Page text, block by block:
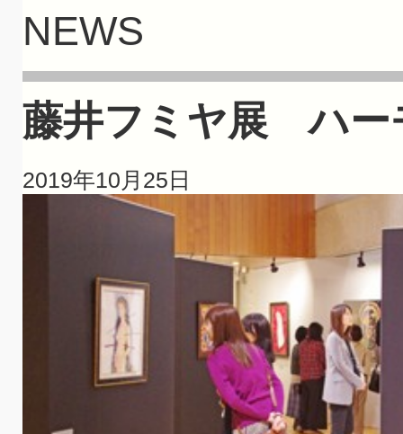
NEWS
藤井フミヤ展 ハー
2019年10月25日